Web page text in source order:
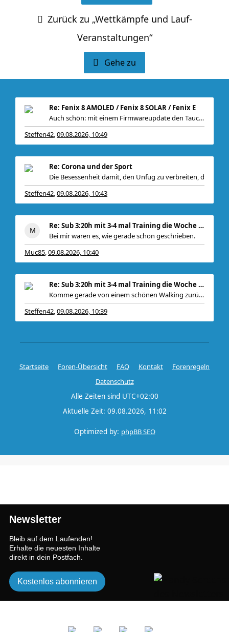
Zurück zu „Wettkämpfe und Lauf-
Veranstaltungen“
Gehe zu
Re: Fenix 8 AMOLED / Fenix 8 SOLAR / Fenix E
Auch schön: mit einem Firmwareupdate den Tauchsens
Steffen42,09.08.2026, 10:49
Re: Corona und der Sport
Die Besessenheit damit, den Unfug zu verbreiten, d
Steffen42,09.08.2026, 10:43
Re: Sub 3:20h mit 3-4 mal Training die Woche machb
Bei mir waren es, wie gerade schon geschrieben.
Muc85,09.08.2026, 10:40
Re: Sub 3:20h mit 3-4 mal Training die Woche machb
Komme gerade von einem schönen Walking zurück. P
Steffen42,09.08.2026, 10:39
Startseite Foren-Übersicht FAQ Kontakt
Forenregeln
Datenschutz
Alle Zeiten sind UTC+02:00
Aktuelle Zeit: 09.08.2026, 11:02
Optimized by: phpBB SEO
Newsletter
Bleib auf dem Laufenden!
Erhalte die neuesten Inhalte
direkt in dein Postfach.
Kostenlos abonnieren